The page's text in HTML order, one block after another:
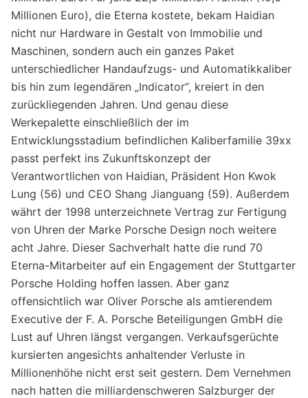
Millionen Euro), die Eterna kostete, bekam Haidian
nicht nur Hardware in Gestalt von Immobilie und
Maschinen, sondern auch ein ganzes Paket
unterschiedlicher Handaufzugs- und Automatikkaliber
bis hin zum legendären „Indicator“, kreiert in den
zurückliegenden Jahren. Und genau diese
Werkepalette einschließlich der im
Entwicklungsstadium befindlichen Kaliberfamilie 39xx
passt perfekt ins Zukunftskonzept der
Verantwortlichen von Haidian, Präsident Hon Kwok
Lung (56) und CEO Shang Jianguang (59). Außerdem
währt der 1998 unterzeichnete Vertrag zur Fertigung
von Uhren der Marke Porsche Design noch weitere
acht Jahre. Dieser Sachverhalt hatte die rund 70
Eterna-Mitarbeiter auf ein Engagement der Stuttgarter
Porsche Holding hoffen lassen. Aber ganz
offensichtlich war Oliver Porsche als amtierendem
Executive der F. A. Porsche Beteiligungen GmbH die
Lust auf Uhren längst vergangen. Verkaufsgerüchte
kursierten angesichts anhaltender Verluste in
Millionenhöhe nicht erst seit gestern. Dem Vernehmen
nach hatten die milliardenschweren Salzburger der